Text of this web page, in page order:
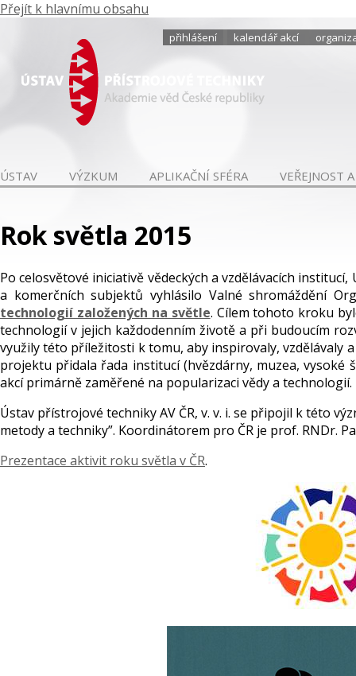
Přejít k hlavnímu obsahu
přihlášení kalendář akcí
ÚSTAV VÝZKUM APLIKAČNÍ SFÉRA VEŘEJNOST
Rok světla 2015
Po celosvětové iniciativě vědeckých a vzdělávacích
a komerčních subjektů vyhlásilo Valné shromáždění
technologií založených na světle. Cílem tohoto kroku
technologií v jejich každodenním životě a při budoucím
využily této příležitosti k tomu, aby inspirovaly, vzdělávaly
projektu přidala řada institucí (hvězdárny, muzea, vysoké
akcí primárně zaměřené na popularizaci vědy a technologií.
Ústav přístrojové techniky AV ČR, v. v. i. se připojil k této
metody a techniky”. Koordinátorem pro ČR je prof. RNDr.
Prezentace aktivit roku světla v ČR.